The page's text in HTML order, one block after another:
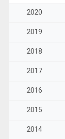
2020
2019
2018
2017
2016
2015
2014